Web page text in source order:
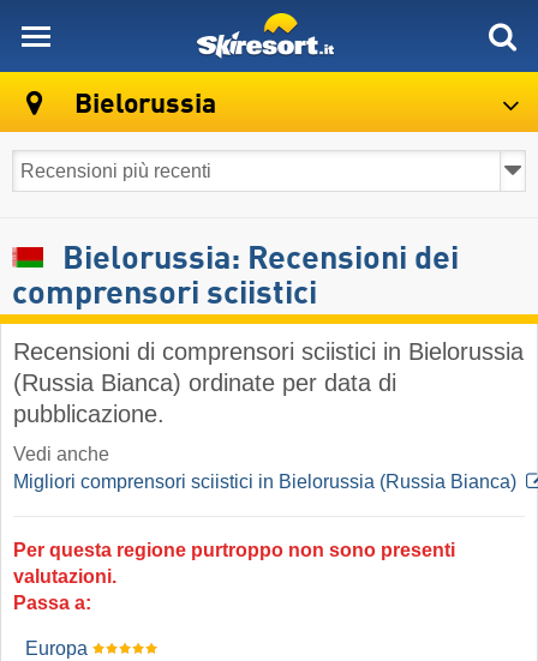
Bielorussia
Bielorussia: Recensioni dei
comprensori sciistici
Recensioni di comprensori sciistici in Bielorussia
(Russia Bianca) ordinate per data di
pubblicazione.
Vedi anche
Migliori comprensori sciistici in Bielorussia (Russia Bianca)
Per questa regione purtroppo non sono presenti
valutazioni.
Passa a:
Europa